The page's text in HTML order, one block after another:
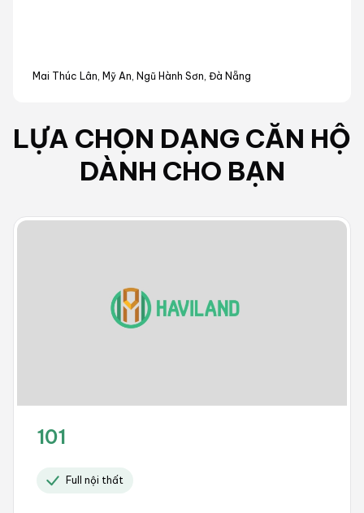
Mai Thúc Lân, Mỹ An, Ngũ Hành Sơn, Đà Nẵng
LỰA CHỌN DẠNG CĂN HỘ
DÀNH CHO BẠN
101
Full nội thất